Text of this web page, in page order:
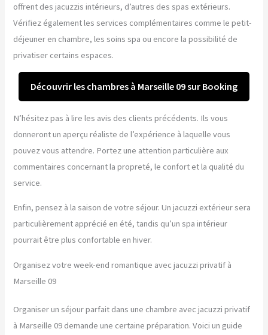
offrent des jacuzzis intérieurs, d’autres des spas extérieurs.
Vérifiez également les services complémentaires comme le petit-
déjeuner en chambre, les soins spa ou encore la possibilité de
privatiser certains espaces.
Découvrir les chambres à Marseille 09 sur Booking
N’hésitez pas à lire les avis des clients précédents. Ils vous
donneront un aperçu réaliste de l’expérience à laquelle vous
pouvez vous attendre. Portez une attention particulière aux
commentaires concernant la propreté, le confort et la qualité du
service.
Enfin, pensez à la saison de votre séjour. Un jacuzzi extérieur sera
particulièrement apprécié en été, tandis qu’un spa intérieur
pourrait être plus confortable en hiver.
Organisez votre week-end romantique avec jacuzzi privatif à
Marseille 09
Organiser un séjour parfait dans une chambre avec jacuzzi privatif
à Marseille 09 demande une certaine préparation. Voici un guide